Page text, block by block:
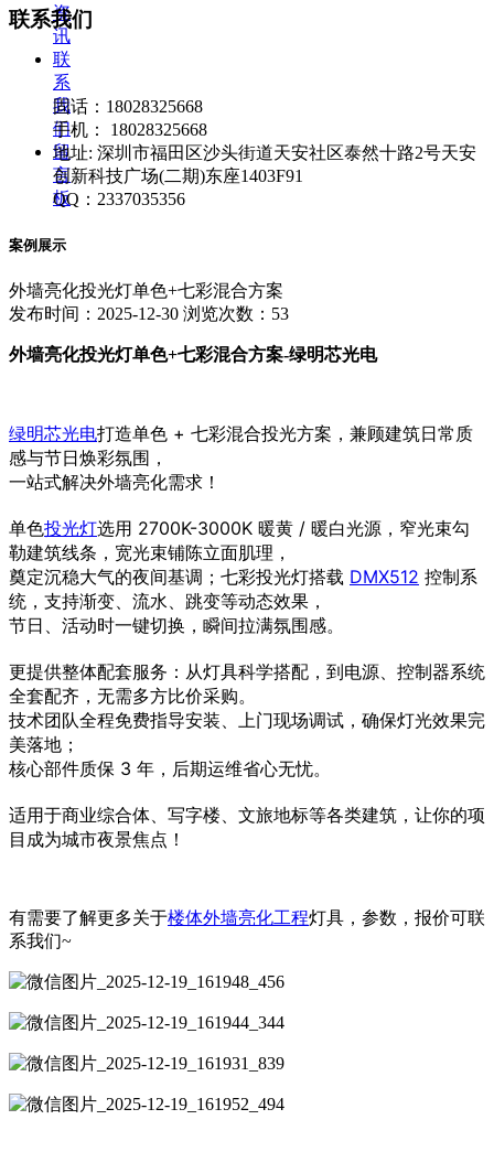
资
讯
联
系
我
们
留
言
板
联系我们
固话：18028325668
手机： 18028325668
地址: 深圳市福田区沙头街道天安社区泰然十路2号天安
创新科技广场(二期)东座1403F91
QQ：2337035356
案例展示
外墙亮化投光灯单色+七彩混合方案
发布时间：2025-12-30 浏览次数：53
外墙亮化投光灯单色+七彩混合方案-绿明芯光电
绿明芯光电打造单色 + 七彩混合投光方案 ，兼顾建筑日常质
感与节日焕彩氛围，
一站式解决外墙亮化需求！
单色投光灯选用 2700K-3000K 暖黄 / 暖白光源，窄光束勾
勒建筑线条，宽光束铺陈立面肌理，
奠定沉稳大气的夜间基调；七彩投光灯搭载 DMX512 控制系
统，支持渐变、流水、跳变等动态效果，
节日、活动时一键切换，瞬间拉满氛围感。
更提供整体配套服务 ：从灯具科学搭配，到电源、控制器系统
全套配齐，无需多方比价采购。
技术团队全程免费指导安装、上门现场调试，确保灯光效果完
美落地；
核心部件质保 3 年，后期运维省心无忧。
适用于商业综合体、写字楼、文旅地标等各类建筑，让你的项
目成为城市夜景焦点！
有需要了解更多关于楼体外墙亮化工程灯具，参数，报价可联
系我们~